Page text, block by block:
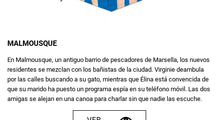
MALMOUSQUE
En Malmousque, un antiguo barrio de pescadores de Marsella, los nuevos
residentes se mezclan con los bañistas de la ciudad. Virginie deambula
por las calles buscando a su gato, mientras que Élina está convencida de
que su marido ha puesto un programa espía en su teléfono móvil. Las dos
amigas se alejan en una canoa para charlar sin que nadie las escuche.